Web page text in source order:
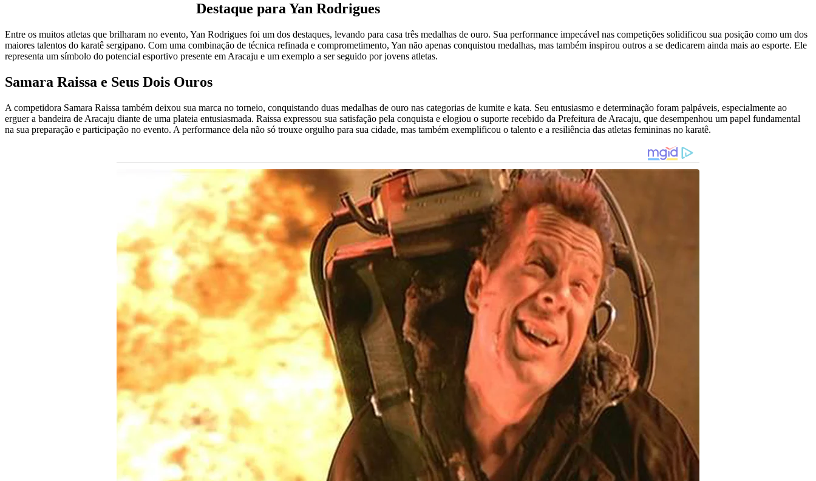
Destaque para Yan Rodrigues
Entre os muitos atletas que brilharam no evento, Yan Rodrigues foi um dos destaques, levando para casa três medalhas de ouro. Sua performance impecável nas competições solidificou sua posição como um dos
maiores talentos do karatê sergipano. Com uma combinação de técnica refinada e comprometimento, Yan não apenas conquistou medalhas, mas também inspirou outros a se dedicarem ainda mais ao esporte. Ele
representa um símbolo do potencial esportivo presente em Aracaju e um exemplo a ser seguido por jovens atletas.
Samara Raissa e Seus Dois Ouros
A competidora Samara Raissa também deixou sua marca no torneio, conquistando duas medalhas de ouro nas categorias de kumite e kata. Seu entusiasmo e determinação foram palpáveis, especialmente ao
erguer a bandeira de Aracaju diante de uma plateia entusiasmada. Raissa expressou sua satisfação pela conquista e elogiou o suporte recebido da Prefeitura de Aracaju, que desempenhou um papel fundamental
na sua preparação e participação no evento. A performance dela não só trouxe orgulho para sua cidade, mas também exemplificou o talento e a resiliência das atletas femininas no karatê.